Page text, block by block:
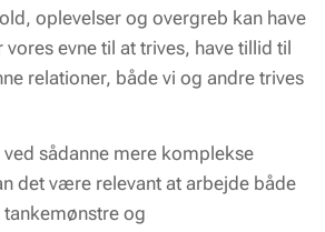
oplevelser og overgreb kan have
vores evne til at trives, have tillid til
relationer, både vi og andre trives
ved sådanne mere komplekse
det være relevant at arbejde både
og